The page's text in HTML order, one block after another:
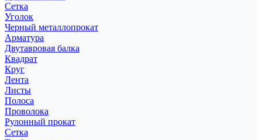
Сетка
Уголок
Черный металлопрокат
Арматура
Двутавровая балка
Квадрат
Круг
Лента
Листы
Полоса
Проволока
Рулонный прокат
Сетка